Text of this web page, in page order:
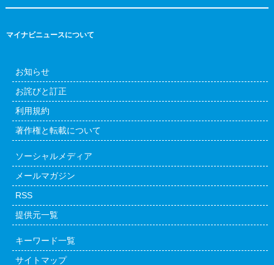
マイナビニュースについて
お知らせ
お詫びと訂正
利用規約
著作権と転載について
ソーシャルメディア
メールマガジン
RSS
提供元一覧
キーワード一覧
サイトマップ